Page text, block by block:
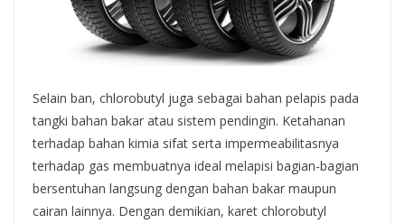
Selain ban, chlorobutyl juga sebagai bahan pelapis pada
tangki bahan bakar atau sistem pendingin. Ketahanan
terhadap bahan kimia sifat serta impermeabilitasnya
terhadap gas membuatnya ideal melapisi bagian-bagian
bersentuhan langsung dengan bahan bakar maupun
cairan lainnya. Dengan demikian, karet chlorobutyl